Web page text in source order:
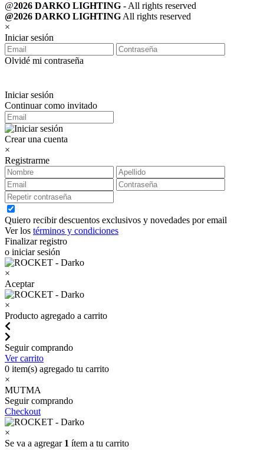
@2026 DARKO LIGHTING - All rights reserved
@2026 DARKO LIGHTINGAll rights reserved
×
Iniciar sesión
Olvidé mi contraseña
Iniciar sesión
Continuar como invitado
Crear una cuenta
×
Registrarme
Quiero recibir descuentos exclusivos y novedades por email
Ver los términos y condiciones
Finalizar registro
o iniciar sesión
×
Aceptar
×
Producto agregado a carrito
Seguir comprando
Ver carrito
0 item(s) agregado tu carrito
×
MUTMA
Seguir comprando
Checkout
×
Se va a agregar 1 ítem a tu carrito